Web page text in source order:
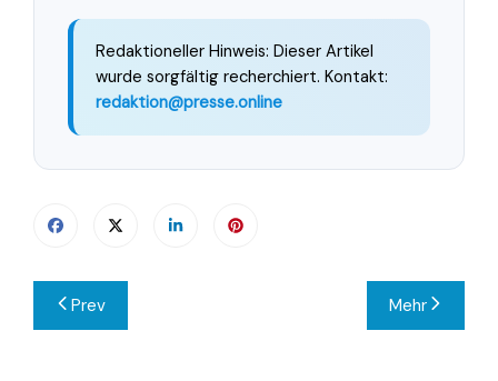
Redaktioneller Hinweis: Dieser Artikel
wurde sorgfältig recherchiert. Kontakt:
redaktion@presse.online
Beitragsnavigation
Prev Mehr